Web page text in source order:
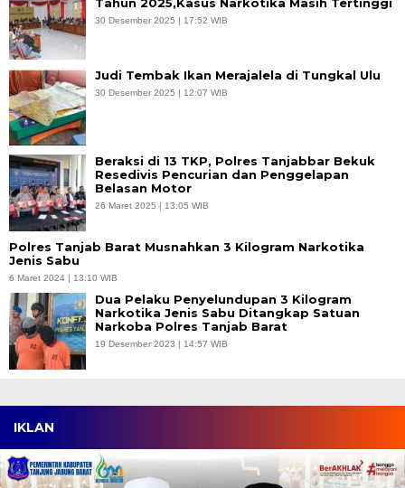
30 Desember 2025 | 17:52 WIB
Judi Tembak Ikan Merajalela di Tungkal Ulu
30 Desember 2025 | 12:07 WIB
Beraksi di 13 TKP, Polres Tanjabbar Bekuk
Resedivis Pencurian dan Penggelapan
Belasan Motor
26 Maret 2025 | 13:05 WIB
Polres Tanjab Barat Musnahkan 3 Kilogram Narkotika
Jenis Sabu
6 Maret 2024 | 13:10 WIB
Dua Pelaku Penyelundupan 3 Kilogram
Narkotika Jenis Sabu Ditangkap Satuan
Narkoba Polres Tanjab Barat
19 Desember 2023 | 14:57 WIB
IKLAN